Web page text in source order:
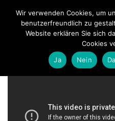
Inhalt
springen
Wir verwenden Cookies, um
benutzerfreundlich zu
Website erklären Sie sich
Cookies
Ja
Nein